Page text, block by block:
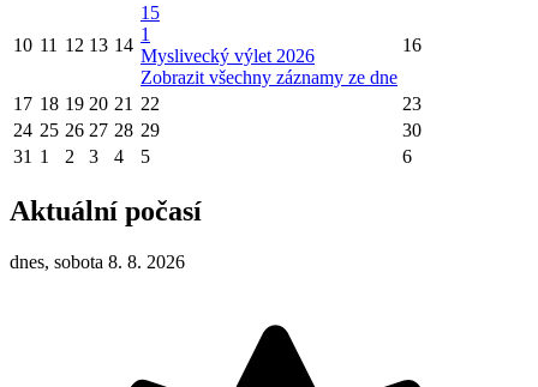
10 11 12 13 14
15
1
Myslivecký výlet 2026
Zobrazit všechny záznamy ze dne
16
17 18 19 20 21 22
23
24 25 26 27 28 29
30
31 1 2 3 4 5 6
Aktuální počasí
dnes, sobota 8. 8. 2026